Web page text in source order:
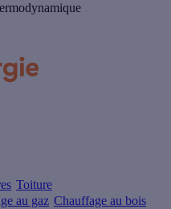
Toiture
au gaz Chauffage au bois